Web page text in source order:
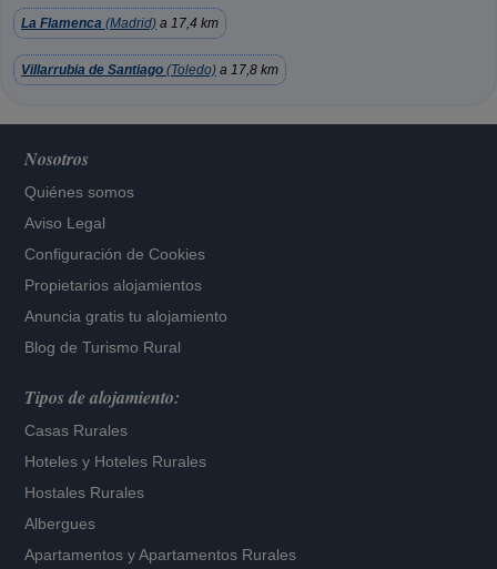
La Flamenca (Madrid) a 17,4 km
Villarrubia de Santiago (Toledo) a 17,8 km
Nosotros
Quiénes somos
Aviso Legal
Configuración de Cookies
Propietarios alojamientos
Anuncia gratis tu alojamiento
Blog de Turismo Rural
Tipos de alojamiento:
Casas Rurales
Hoteles y Hoteles Rurales
Hostales Rurales
Albergues
Apartamentos yApartamentos Rurales